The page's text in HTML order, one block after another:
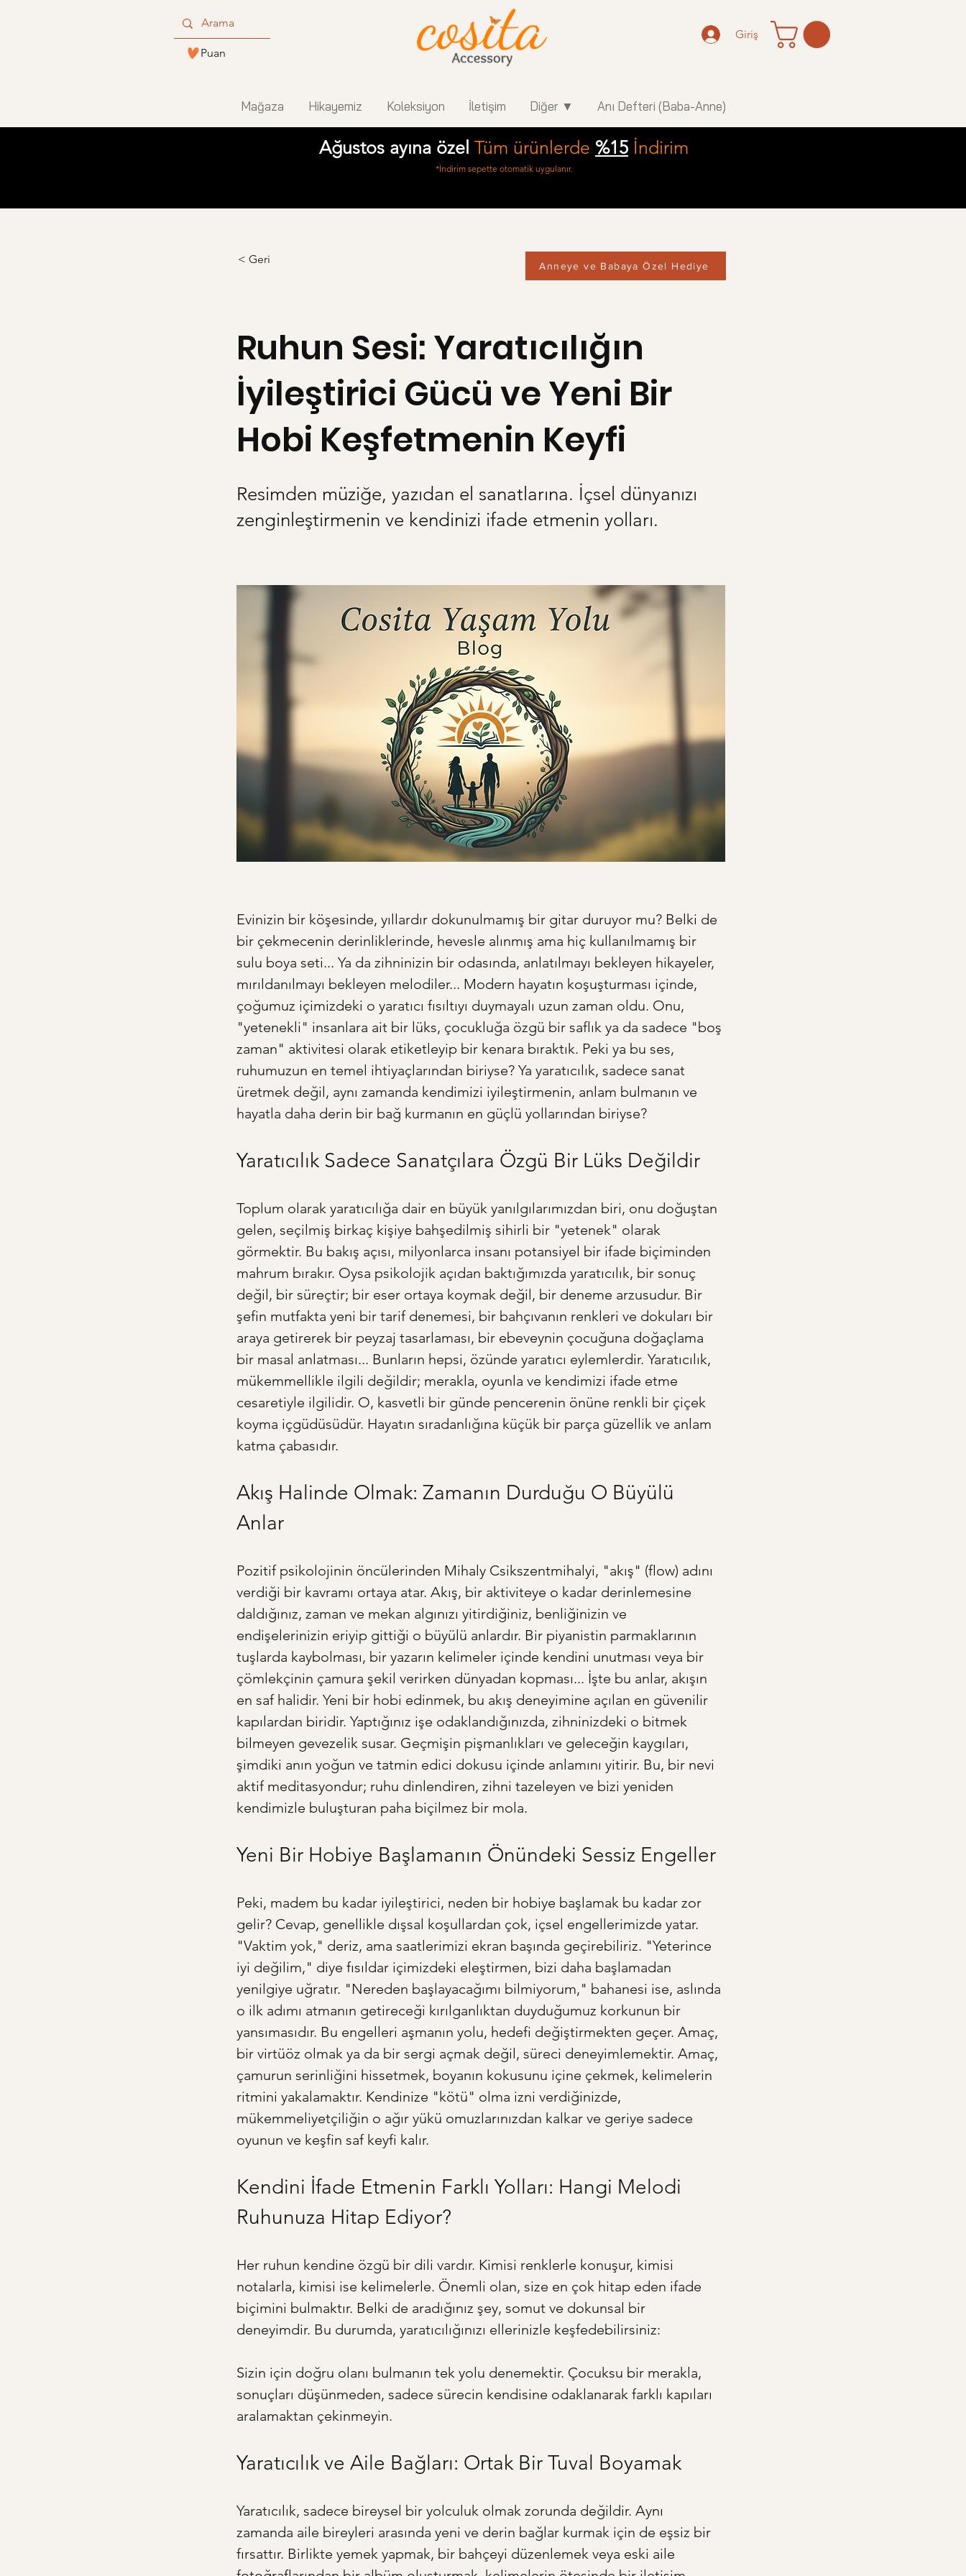
Puan
Giriş
Mağaza Hikayemiz Koleksiyon İletişim Diğer ▼ Anı Defteri (Baba-Anne)
Ağustos ayına özel Tüm ürünlerde %15 İndirim
*İndirim sepette otomatik uygulanır.
< Geri Anneye ve Babaya Özel Hediye
Ruhun Sesi: Yaratıcılığın
İyileştirici Gücü ve Yeni Bir
Hobi Keşfetmenin Keyfi
Resimden müziğe, yazıdan el sanatlarına. İçsel dünyanızı
zenginleştirmenin ve kendinizi ifade etmenin yolları.
Evinizin bir köşesinde, yıllardır dokunulmamış bir gitar duruyor mu? Belki de
bir çekmecenin derinliklerinde, hevesle alınmış ama hiç kullanılmamış bir
sulu boya seti... Ya da zihninizin bir odasında, anlatılmayı bekleyen hikayeler,
mırıldanılmayı bekleyen melodiler... Modern hayatın koşuşturması içinde,
çoğumuz içimizdeki o yaratıcı fısıltıyı duymayalı uzun zaman oldu. Onu,
"yetenekli" insanlara ait bir lüks, çocukluğa özgü bir saflık ya da sadece "boş
zaman" aktivitesi olarak etiketleyip bir kenara bıraktık. Peki ya bu ses,
ruhumuzun en temel ihtiyaçlarından biriyse? Ya yaratıcılık, sadece sanat
üretmek değil, aynı zamanda kendimizi iyileştirmenin, anlam bulmanın ve
hayatla daha derin bir bağ kurmanın en güçlü yollarından biriyse?
Yaratıcılık Sadece Sanatçılara Özgü Bir Lüks Değildir
Toplum olarak yaratıcılığa dair en büyük yanılgılarımızdan biri, onu doğuştan
gelen, seçilmiş birkaç kişiye bahşedilmiş sihirli bir "yetenek" olarak
görmektir. Bu bakış açısı, milyonlarca insanı potansiyel bir ifade biçiminden
mahrum bırakır. Oysa psikolojik açıdan baktığımızda yaratıcılık, bir sonuç
değil, bir süreçtir; bir eser ortaya koymak değil, bir deneme arzusudur. Bir
şefin mutfakta yeni bir tarif denemesi, bir bahçıvanın renkleri ve dokuları bir
araya getirerek bir peyzaj tasarlaması, bir ebeveynin çocuğuna doğaçlama
bir masal anlatması... Bunların hepsi, özünde yaratıcı eylemlerdir. Yaratıcılık,
mükemmellikle ilgili değildir; merakla, oyunla ve kendimizi ifade etme
cesaretiyle ilgilidir. O, kasvetli bir günde pencerenin önüne renkli bir çiçek
koyma içgüdüsüdür. Hayatın sıradanlığına küçük bir parça güzellik ve anlam
katma çabasıdır.
Akış Halinde Olmak: Zamanın Durduğu O Büyülü
Anlar
Pozitif psikolojinin öncülerinden Mihaly Csikszentmihalyi, "akış" (flow) adını
verdiği bir kavramı ortaya atar. Akış, bir aktiviteye o kadar derinlemesine
daldığınız, zaman ve mekan algınızı yitirdiğiniz, benliğinizin ve
endişelerinizin eriyip gittiği o büyülü anlardır. Bir piyanistin parmaklarının
tuşlarda kaybolması, bir yazarın kelimeler içinde kendini unutması veya bir
çömlekçinin çamura şekil verirken dünyadan kopması... İşte bu anlar, akışın
en saf halidir. Yeni bir hobi edinmek, bu akış deneyimine açılan en güvenilir
kapılardan biridir. Yaptığınız işe odaklandığınızda, zihninizdeki o bitmek
bilmeyen gevezelik susar. Geçmişin pişmanlıkları ve geleceğin kaygıları,
şimdiki anın yoğun ve tatmin edici dokusu içinde anlamını yitirir. Bu, bir nevi
aktif meditasyondur; ruhu dinlendiren, zihni tazeleyen ve bizi yeniden
kendimizle buluşturan paha biçilmez bir mola.
Yeni Bir Hobiye Başlamanın Önündeki Sessiz Engeller
Peki, madem bu kadar iyileştirici, neden bir hobiye başlamak bu kadar zor
gelir? Cevap, genellikle dışsal koşullardan çok, içsel engellerimizde yatar.
"Vaktim yok," deriz, ama saatlerimizi ekran başında geçirebiliriz. "Yeterince
iyi değilim," diye fısıldar içimizdeki eleştirmen, bizi daha başlamadan
yenilgiye uğratır. "Nereden başlayacağımı bilmiyorum," bahanesi ise, aslında
o ilk adımı atmanın getireceği kırılganlıktan duyduğumuz korkunun bir
yansımasıdır. Bu engelleri aşmanın yolu, hedefi değiştirmekten geçer. Amaç,
bir virtüöz olmak ya da bir sergi açmak değil, süreci deneyimlemektir. Amaç,
çamurun serinliğini hissetmek, boyanın kokusunu içine çekmek, kelimelerin
ritmini yakalamaktır. Kendinize "kötü" olma izni verdiğinizde,
mükemmeliyetçiliğin o ağır yükü omuzlarınızdan kalkar ve geriye sadece
oyunun ve keşfin saf keyfi kalır.
Kendini İfade Etmenin Farklı Yolları: Hangi Melodi
Ruhunuza Hitap Ediyor?
Her ruhun kendine özgü bir dili vardır. Kimisi renklerle konuşur, kimisi
notalarla, kimisi ise kelimelerle. Önemli olan, size en çok hitap eden ifade
biçimini bulmaktır. Belki de aradığınız şey, somut ve dokunsal bir
deneyimdir. Bu durumda, yaratıcılığınızı ellerinizle keşfedebilirsiniz:
Sizin için doğru olanı bulmanın tek yolu denemektir. Çocuksu bir merakla,
sonuçları düşünmeden, sadece sürecin kendisine odaklanarak farklı kapıları
aralamaktan çekinmeyin.
Yaratıcılık ve Aile Bağları: Ortak Bir Tuval Boyamak
Yaratıcılık, sadece bireysel bir yolculuk olmak zorunda değildir. Aynı
zamanda aile bireyleri arasında yeni ve derin bağlar kurmak için de eşsiz bir
fırsattır. Birlikte yemek yapmak, bir bahçeyi düzenlemek veya eski aile